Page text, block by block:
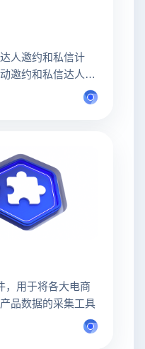
人邀约和私信计
邀约和私信达人、
后台，手动邀约达
，用于将各大电商
品数据的采集工具